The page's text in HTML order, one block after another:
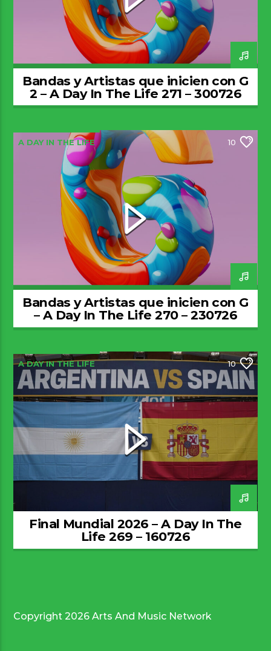
Bandas y Artistas que inicien con G
2 – A Day In The Life 271 – 300726
A DAY IN THE LIFE 10
Bandas y Artistas que inicien con G
– A Day In The Life 270 – 230726
A DAY IN THE LIFE 10
Final Mundial 2026 – A Day In The
Life 269 – 160726
Copyright 2026 Arts And Music Network